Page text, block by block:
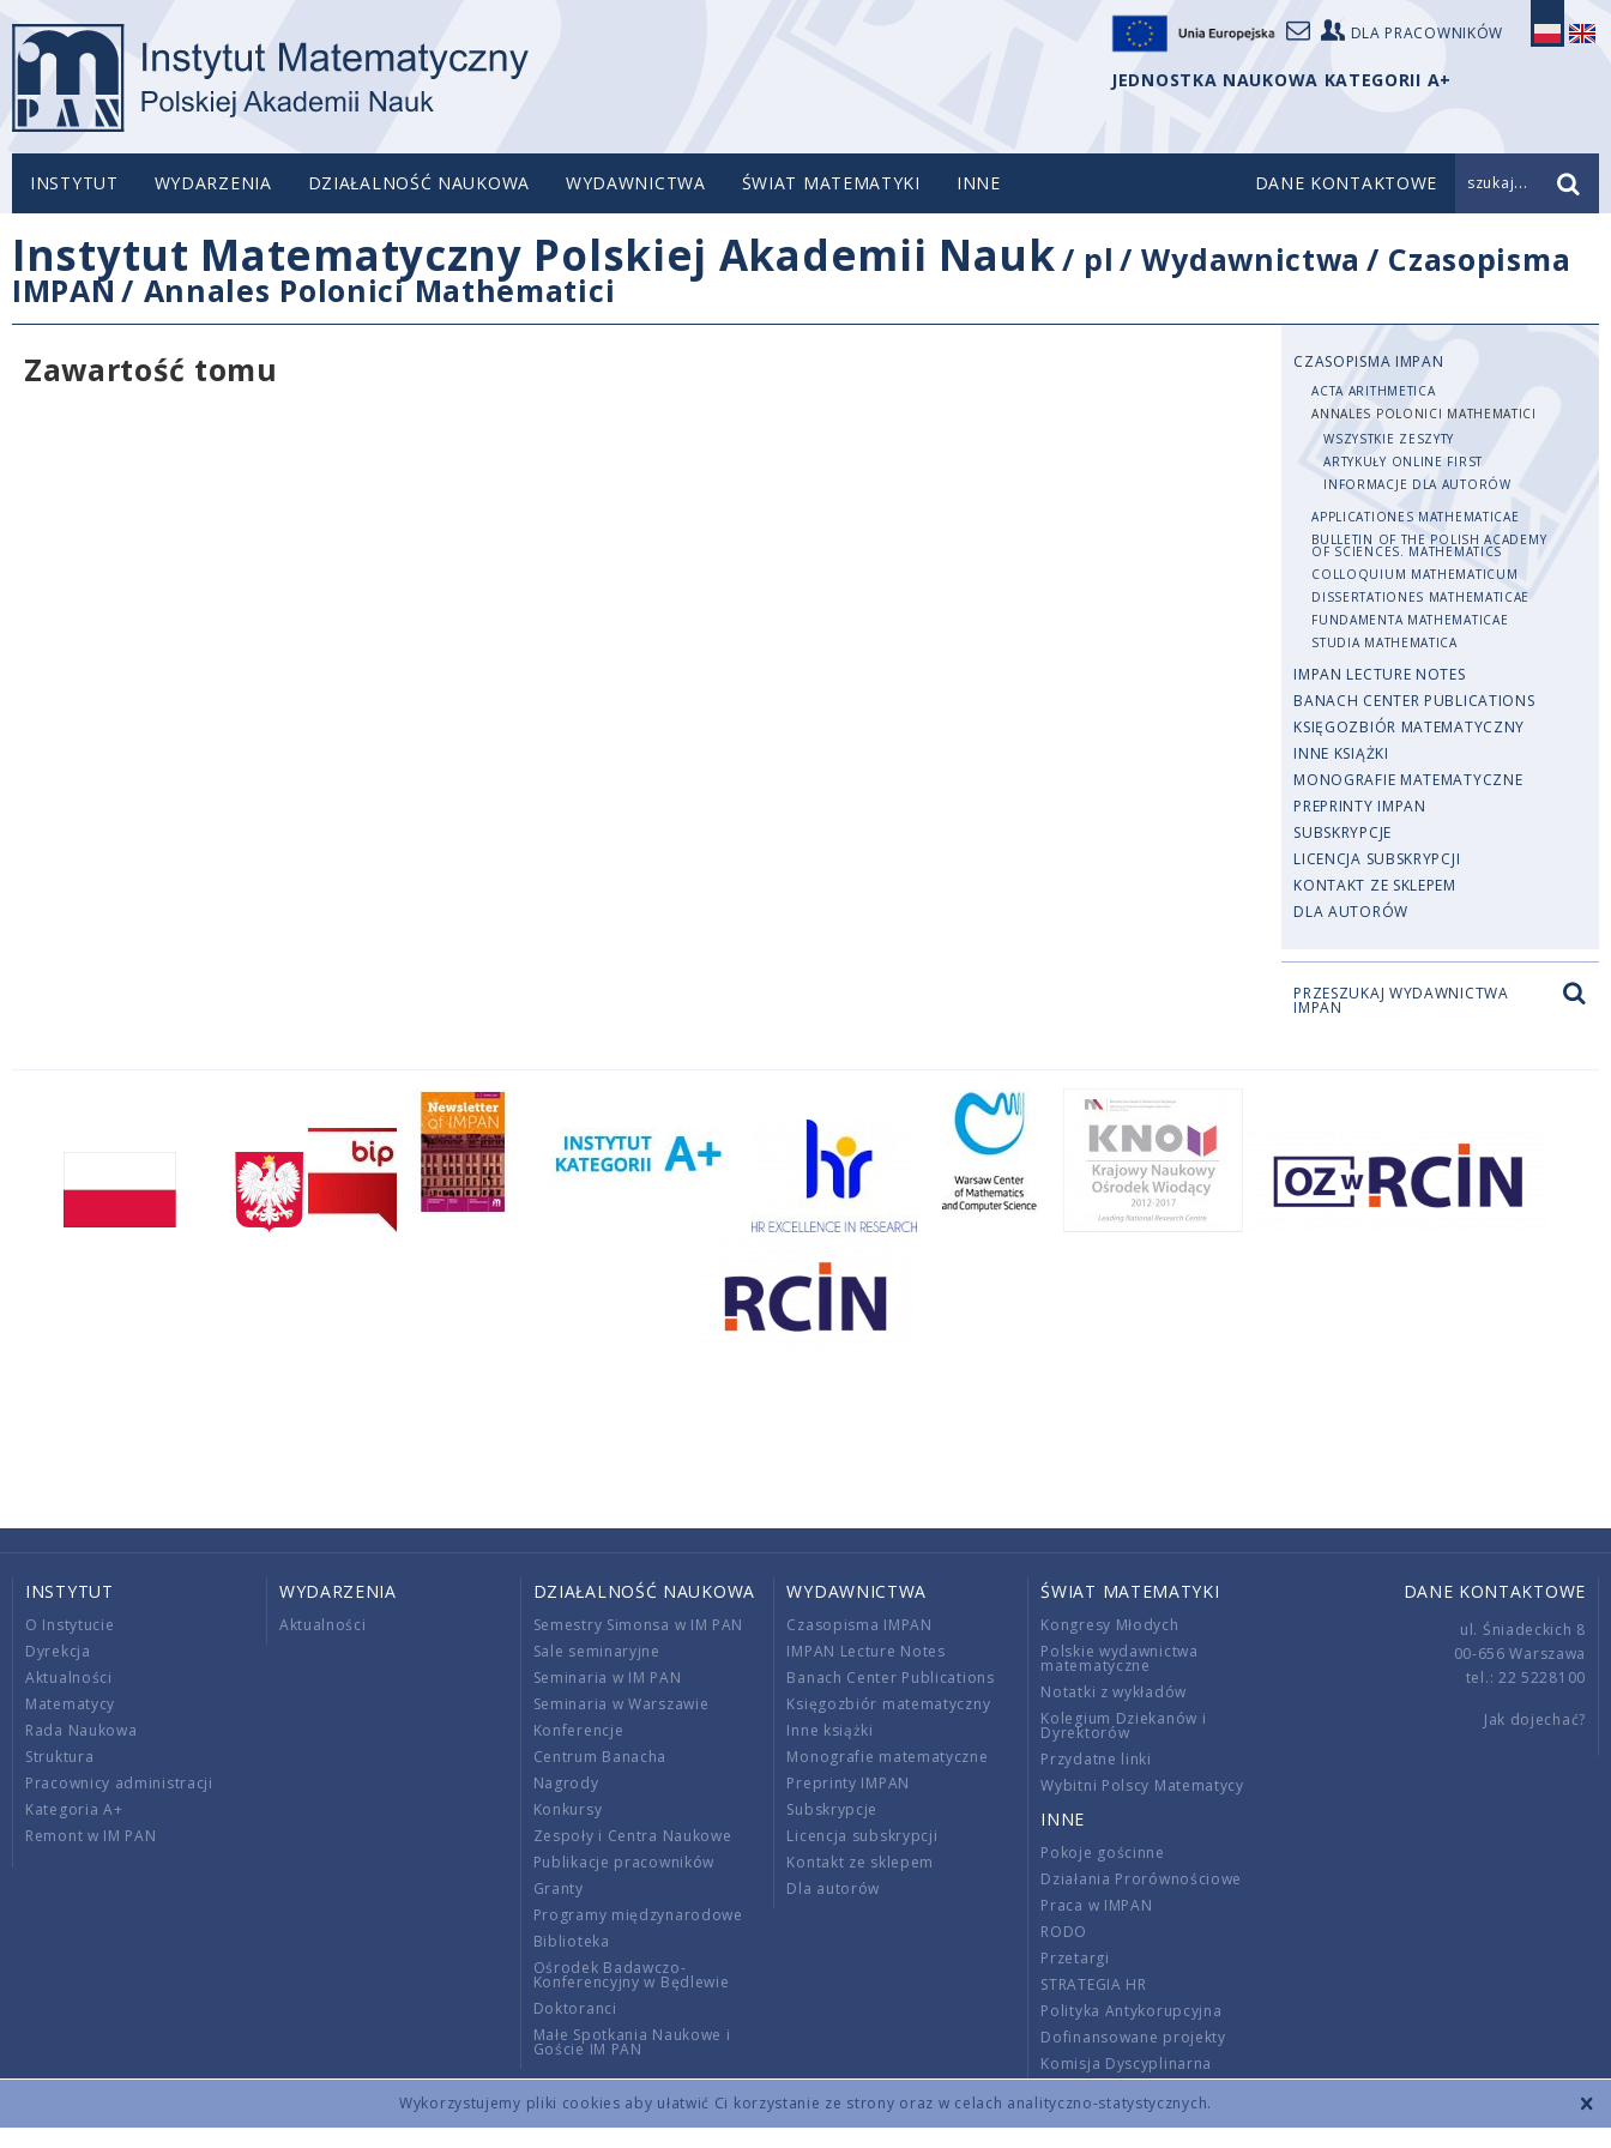
Wykorzystujemy pliki cookies aby ułatwić Ci korzystanie ze strony oraz w celach analityczno-statystycznych.
DLA PRACOWNIKÓW
JEDNOSTKA NAUKOWA KATEGORII A+
INSTYTUT WYDARZENIA DZIAŁALNOŚĆ NAUKOWA WYDAWNICTWA ŚWIAT MATEMATYKI INNE DANE KONTAKTOWE szukaj...
Instytut Matematyczny Polskiej Akademii Nauk/ pl /Wydawnictwa / Czasopisma
IMPAN / Annales Polonici Mathematici
Zawartość tomu
CZASOPISMA IMPAN
ACTA ARITHMETICA
ANNALES POLONICI MATHEMATICI
WSZYSTKIE ZESZYTY
ARTYKUŁY ONLINE FIRST
INFORMACJE DLA AUTORÓW
APPLICATIONES MATHEMATICAE
BULLETIN OF THE POLISH ACADEMY
OF SCIENCES. MATHEMATICS
COLLOQUIUM MATHEMATICUM
DISSERTATIONES MATHEMATICAE
FUNDAMENTA MATHEMATICAE
STUDIA MATHEMATICA
IMPAN LECTURE NOTES
BANACH CENTER PUBLICATIONS
KSIĘGOZBIÓR MATEMATYCZNY
INNE KSIĄŻKI
MONOGRAFIE MATEMATYCZNE
PREPRINTY IMPAN
SUBSKRYPCJE
LICENCJA SUBSKRYPCJI
KONTAKT ZE SKLEPEM
DLA AUTORÓW
PRZESZUKAJ WYDAWNICTWA
IMPAN
INSTYTUT
O Instytucie
Dyrekcja
Aktualności
Matematycy
Rada Naukowa
Struktura
Pracownicy administracji
Kategoria A+
Remont w IM PAN
WYDARZENIA
Aktualności
DZIAŁALNOŚĆ NAUKOWA
Semestry Simonsa w IM PAN
Sale seminaryjne
Seminaria w IM PAN
Seminaria w Warszawie
Konferencje
Centrum Banacha
Nagrody
Konkursy
Zespoły i Centra Naukowe
Publikacje pracowników
Granty
Programy międzynarodowe
Biblioteka
Ośrodek Badawczo-
Konferencyjny w Będlewie
Doktoranci
Małe Spotkania Naukowe i
Goście IM PAN
WYDAWNICTWA
Czasopisma IMPAN
IMPAN Lecture Notes
Banach Center Publications
Księgozbiór matematyczny
Inne książki
Monografie matematyczne
Preprinty IMPAN
Subskrypcje
Licencja subskrypcji
Kontakt ze sklepem
Dla autorów
ŚWIAT MATEMATYKI
Kongresy Młodych
Polskie wydawnictwa
matematyczne
Notatki z wykładów
Kolegium Dziekanów i
Dyrektorów
Przydatne linki
Wybitni Polscy Matematycy
INNE
Pokoje gościnne
Działania Prorównościowe
Praca w IMPAN
RODO
Przetargi
STRATEGIA HR
Polityka Antykorupcyjna
Dofinansowane projekty
Komisja Dyscyplinarna
Wnoszenie opłat
DANE KONTAKTOWE
ul. Śniadeckich 8
00-656 Warszawa
tel.: 22 5228100
Jak dojechać?